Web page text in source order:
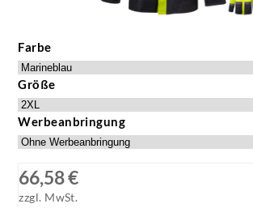
Farbe
Größe
Werbeanbringung
66,58 €
zzgl. MwSt.